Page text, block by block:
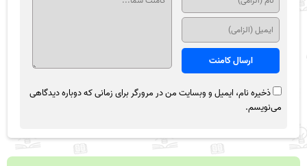
ذخیره نام، ایمیل و وبسایت من در مرورگر برای زمانی که دوباره دیدگاهی
می‌نویسم.